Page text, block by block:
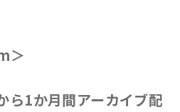
＞
1か月間アーカイブ配